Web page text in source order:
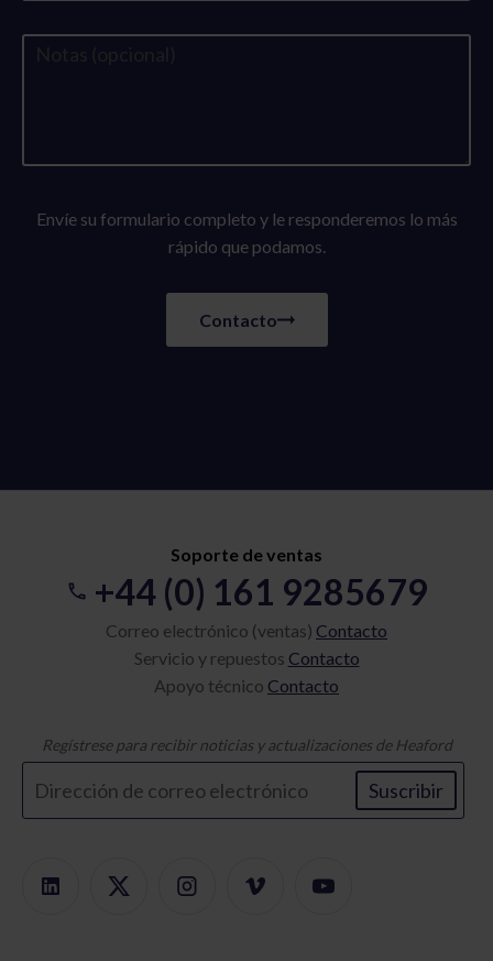
Envíe su formulario completo y le responderemos lo más
rápido que podamos.
Contacto
Soporte de ventas
+44 (0) 161 9285679
Correo electrónico (ventas) Contacto
Servicio y repuestos Contacto
Apoyo técnico Contacto
Regístrese para recibir noticias y actualizaciones de Heaford
Suscribir